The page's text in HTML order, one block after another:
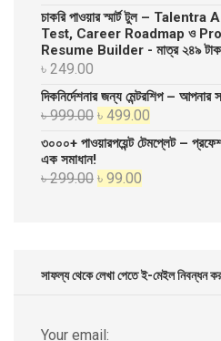
price
was:
৳ 20,000.00.
price
is:
৳
চাকরি পাওয়ার স্মার্ট টুল –
Test, Career Roadmap ও
Resume Builder - মাত্র ২৪৯
৳ 249.00
দিকনির্দেশনার জন্য মেন্টরশিপ – আপনার
৳999.00 Original
price
৳ 999.00.
৳ 499.00
price
৩০০০+ পাওয়ারপয়েন্ট টেমপ্লেট –
এক সমাধান!
৳299.00 Original
৳ 99.00
সাফল্য থেকে লেখা পেতে ই-মেইল নিবন্ধন
Your email: